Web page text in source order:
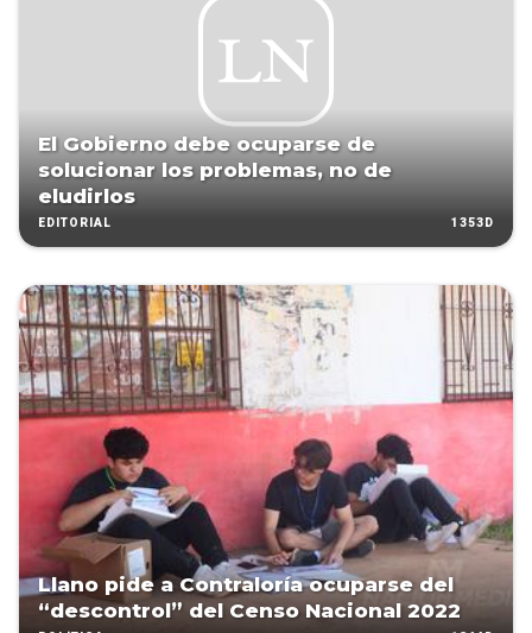
El Gobierno debe ocuparse de
solucionar los problemas, no de
eludirlos
EDITORIAL 1353D
Llano pide a Contraloría ocuparse del
“descontrol” del Censo Nacional 2022